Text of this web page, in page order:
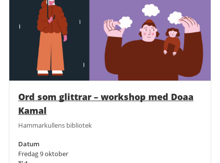
Ord som glittrar – workshop med Doaa
Kamal
Hammarkullens bibliotek
Datum
Fredag 9 oktober